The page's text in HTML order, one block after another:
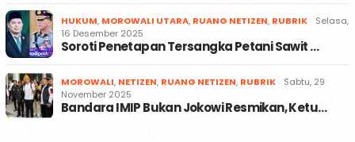
HUKUM, MOROWALI UTARA, RUANG NETIZEN, RUBRIK
Selasa,
16 Desember 2025
Soroti Penetapan Tersangka Petani Sawit …
MOROWALI, NETIZEN, RUANG NETIZEN, RUBRIK
Sabtu, 29
November 2025
Bandara IMIP Bukan Jokowi Resmikan, Ketu…